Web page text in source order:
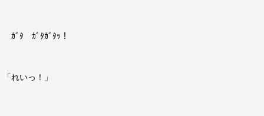
ｶﾞﾀ ｶﾞﾀｶﾞﾀｯ！
「れいっ！」